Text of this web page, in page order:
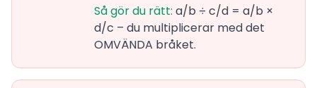
Så gör du rätt: a/b ÷ c/d = a/b ×
d/c – du multiplicerar med det
OMVÄNDA bråket.